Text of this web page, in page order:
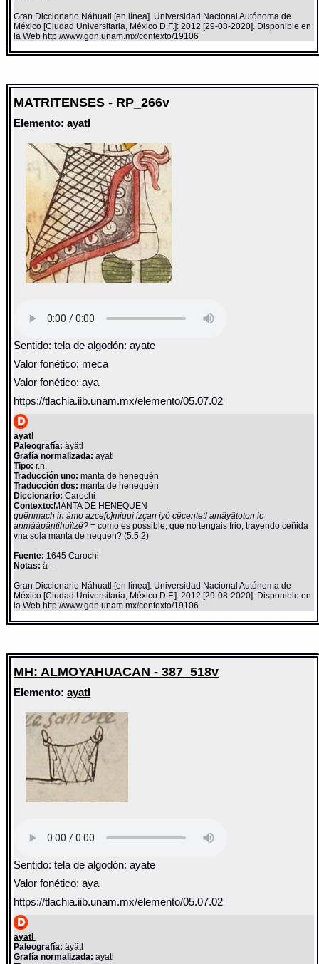
Gran Diccionario Náhuatl [en línea]. Universidad Nacional Autónoma de
México [Ciudad Universitaria, México D.F.]: 2012 [29-08-2020]. Disponible en
la Web http://www.gdn.unam.mx/contexto/19106
MATRITENSES - RP_266v
Elemento:ayatl
Sentido: tela de algodón: ayate
Valor fonético: meca
Valor fonético: aya
https://tlachia.iib.unam.mx/elemento/05.07.02
ayatl
Paleografía: äyätl
Grafía normalizada: ayatl
Tipo: r.n.
Traducción uno: manta de henequén
Traducción dos: manta de henequén
Diccionario:Carochi
Contexto:MANTA DE HENEQUEN
quënmach in àmo azce[c]miquì izçan iyò cëcentetl amäyätoton ic
anmààpäntihuïtzê?= como es possible, que no tengais frio, trayendo ceñida
vna sola manta de nequen? (5.5.2)
Fuente: 1645 Carochi
Notas: ä--
Gran Diccionario Náhuatl [en línea]. Universidad Nacional Autónoma de
México [Ciudad Universitaria, México D.F.]: 2012 [29-08-2020]. Disponible en
la Web http://www.gdn.unam.mx/contexto/19106
MH: ALMOYAHUACAN - 387_518v
Elemento:ayatl
Sentido: tela de algodón: ayate
Valor fonético: aya
https://tlachia.iib.unam.mx/elemento/05.07.02
ayatl
Paleografía: äyätl
Grafía normalizada: ayatl